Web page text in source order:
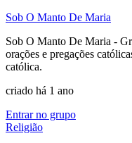
Sob O Manto De Maria
Sob O Manto De Maria -
orações e pregações
católica.
criado há 1 ano
Entrar no grupo
Religião